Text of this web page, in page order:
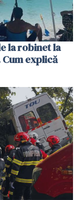
la robinet la
explică